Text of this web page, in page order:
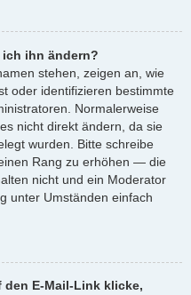
ich ihn ändern?
stehen, zeigen an, wie
oder identifizieren bestimmte
Normalerweise
nicht direkt ändern, da sie
wurden. Bitte schreibe
Rang zu erhöhen — die
nicht und ein Moderator
unter Umständen einfach
den E-Mail-Link klicke,